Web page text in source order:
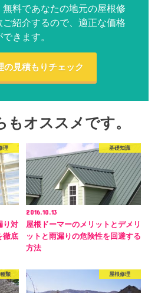
料であなたの地元の屋根修
紹介するので、適正な価格
きます。
の見積もりチェック
もオススメです。
理
り対
徹底
基礎知識
2016.10.13
屋根ドーマーのメリットとデメリ
ットと雨漏りの危険性を回避する
方法
類 屋根修理